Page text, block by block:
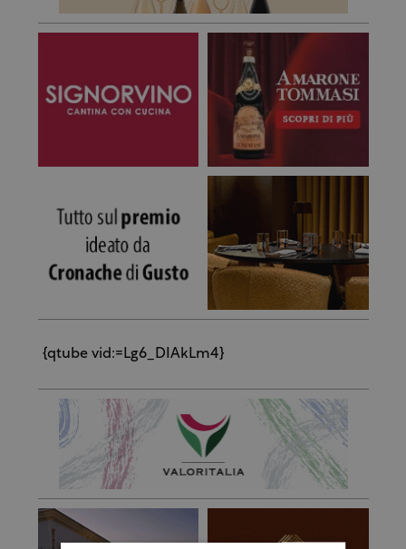
{qtube vid:=Lg6_DIAkLm4}